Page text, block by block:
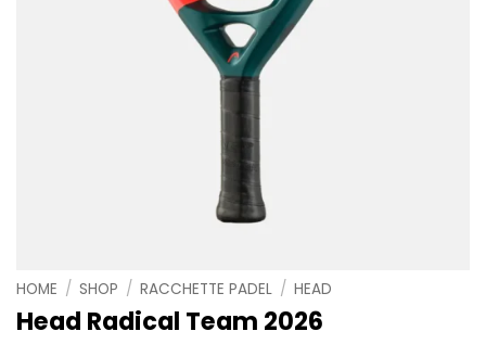
HOME / SHOP / RACCHETTE PADEL / HEAD
Head Radical Team 2026